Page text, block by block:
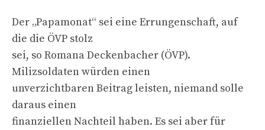
Der „Papamonat“ sei eine Errungenschaft, auf
die die ÖVP stolz
sei, so Romana Deckenbacher (ÖVP).
Milizsoldaten würden einen
unverzichtbaren Beitrag leisten, niemand solle
daraus einen
finanziellen Nachteil haben. Es sei aber für